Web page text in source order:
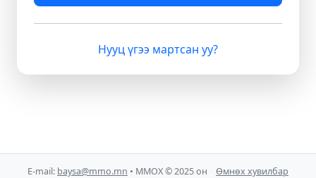
Нууц үгээ мартсан уу?
E-mail: baysa@mmo.mn • ММОХ © 2025 он Өмнөх хувилбар